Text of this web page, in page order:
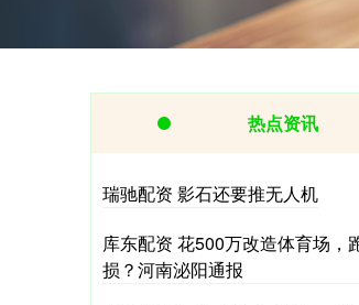
热点资讯
瑞驰配资 影石还要推无人机
库东配资 花500万改造体育场，
损？河南泌阳通报